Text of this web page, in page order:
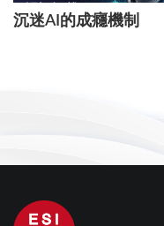
沉迷AI的成癮機制